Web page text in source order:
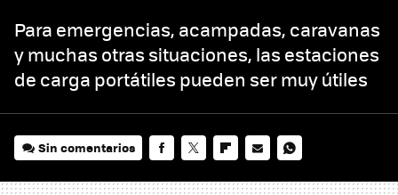
Para emergencias, acampadas, caravanas
y muchas otras situaciones, las estaciones
de carga portátiles pueden ser muy útiles
Sin comentarios